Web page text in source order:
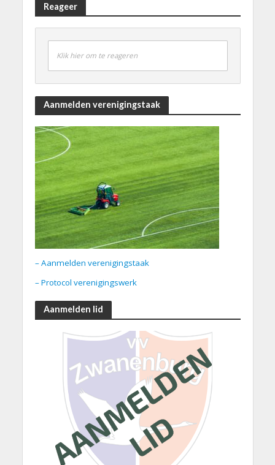
Reageer
Klik hier om te reageren
Aanmelden verenigingstaak
– Aanmelden verenigingstaak
– Protocol verenigingswerk
Aanmelden lid